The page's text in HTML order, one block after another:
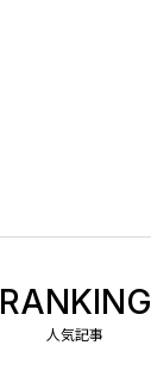
RANKING
人気記事